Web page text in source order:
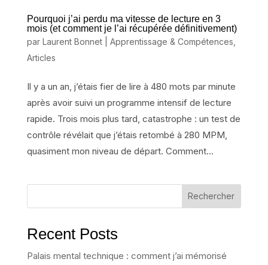
Pourquoi j’ai perdu ma vitesse de lecture en 3
mois (et comment je l’ai récupérée définitivement)
par Laurent Bonnet| Apprentissage & Compétences
Articles
Il y a un an, j’étais fier de lire à 480 mots par minute
après avoir suivi un programme intensif de lecture
rapide. Trois mois plus tard, catastrophe : un test de
contrôle révélait que j’étais retombé à 280 MPM,
quasiment mon niveau de départ. Comment...
Rechercher
Recent Posts
Palais mental technique : comment j’ai mémorisé